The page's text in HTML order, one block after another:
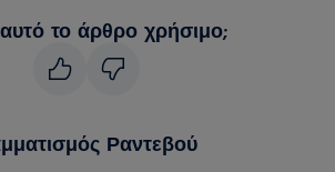
το άρθρο χρήσιμο;
Ραντεβού